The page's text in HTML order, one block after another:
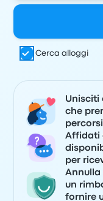
Cerca alloggi
Unisciti
che
Affidati
per
Annulla
un
fornire